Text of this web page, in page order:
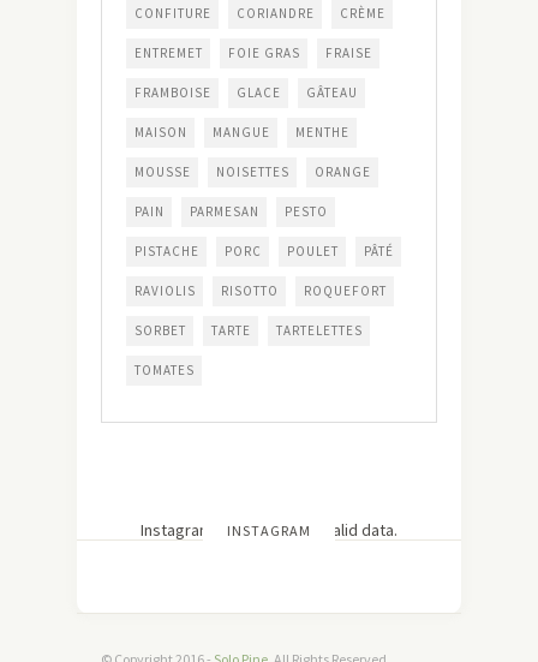
CONFITURE CORIANDRE CRÈME
ENTREMET FOIE GRAS FRAISE
FRAMBOISE GLACE GÂTEAU
MAISON MANGUE MENTHE
MOUSSE NOISETTES ORANGE
PAIN PARMESAN PESTO
PISTACHE PORC POULET PÂTÉ
RAVIOLIS RISOTTO ROQUEFORT
SORBET TARTE TARTELETTES
TOMATES
INSTAGRAM
Instagram has returned invalid data.